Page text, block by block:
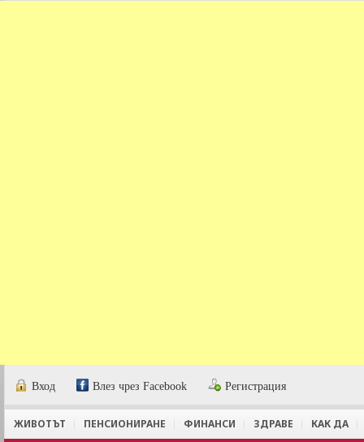
Вход Влез чрез Facebook Регистрация
ЖИВОТЪТ ПЕНСИОНИРАНЕ ФИНАНСИ ЗДРАВЕ КАК ДА